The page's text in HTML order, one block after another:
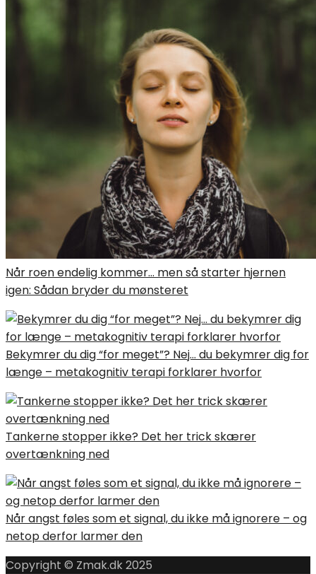
Når roen endelig kommer… men så starter hjernen
igen: Sådan bryder du mønsteret
Bekymrer du dig “for meget”? Nej… du bekymrer dig for
længe – metakognitiv terapi forklarer hvorfor
Tankerne stopper ikke? Det her trick skærer
overtænkning ned
Når angst føles som et signal, du ikke må ignorere – og
netop derfor larmer den
Copyright © Zmak.dk 2025